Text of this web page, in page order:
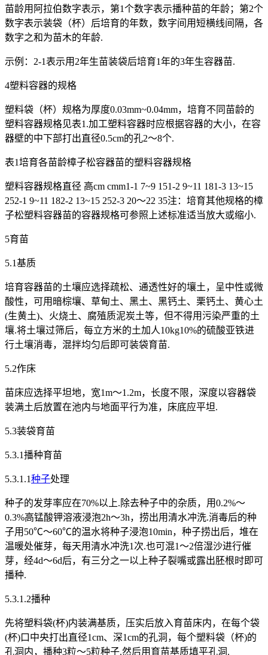
苗龄用阿拉伯数字表示，第1个数字表示播种苗的年龄；第2个
数字表示装袋（杯）后培育的年数，数字间用短横线间隔，各
数字之和为苗木的年龄.
示例：2-1表示用2年生苗装袋后培育1年的3年生容器苗.
4塑料容器的规格
塑料袋（杯）规格为厚度0.03mm~0.04mm，培育不同苗龄的
塑料容器规格见表1.加工塑料容器时应根据容器的大小，在容
器壁的中下部打出直径0.5cm的孔2～8个.
表1培育各苗龄樟子松容器苗的塑料容器规格
塑料容器规格直径 高cm cmm1-1 7~9 151-2 9~11 181-3 13~15
252-1 9~11 182-2 13~15 252-3 20～22 35注：培育其他规格的樟
子松塑料容器苗的容器规格可参照上述标准适当放大或缩小.
5育苗
5.1基质
培育容器苗的土壤应选择疏松、通透性好的壤土，呈中性或微
酸性，可用暗棕壤、草甸土、黑土、黑钙土、栗钙土、黄心土
(生黄土)、火烧土、腐殖质泥炭土等，但不得用污染严重的土
壤.将土壤过筛后，每立方米的土加人10kg10%的硫酸亚铁进
行土壤消毒，混拌均匀后即可装袋育苗.
5.2作床
苗床应选择平坦地，宽1m～1.2m，长度不限，深度以容器袋
装满土后放置在池内与地面平行为准，床底应平坦.
5.3装袋育苗
5.3.1播种育苗
5.3.1.1种子处理
种子的发芽率应在70%以上.除去种子中的杂质，用0.2%～
0.3%高锰酸钾溶液浸泡2h～3h，捞出用清水冲洗.消毒后的种
子用50℃～60℃的温水将种子浸泡10min，种子捞出后，堆在
温暖处催芽，每天用清水冲洗1次.也可混1～2倍湿沙进行催
芽，经4d～6d后，有三分之一以上种子裂嘴或露出胚根时即可
播种.
5.3.1.2播种
先将塑料袋(杯)内装满基质，压实后放入育苗床内，在每个袋
(杯)口中央打出直径1cm、深1cm的孔洞，每个塑料袋（杯)的
孔洞内，播种3粒～5粒种子.然后用育苗基质填平孔洞.